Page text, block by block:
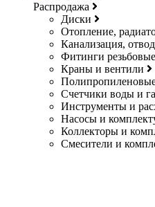
Распродажа
Диски
Отопление,
Канализация,
Фитинги
Краны и вентили
Счетчики воды и
Инструменты и
Насосы и
Коллекторы и
Смесители и